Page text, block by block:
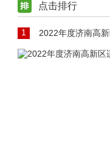
点击排行
1 2022年度济南高新